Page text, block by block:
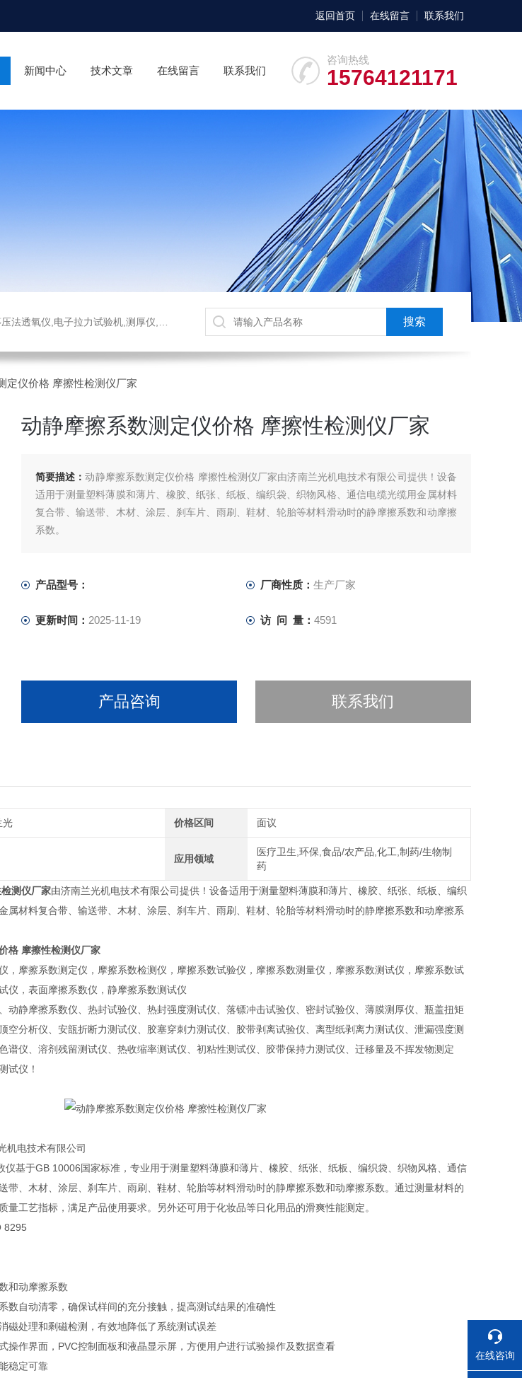
返回首页 在线留言 联系我们
咨询热线
15764121171
新闻中心 技术文章 在线留言 联系我们
力试验机,测厚仪,瓶盖扭矩仪,顶空残氧仪
定仪价格 摩擦性检测仪厂家
动静摩擦系数测定仪价格 摩擦性检测仪厂家
简要描述：动静摩擦系数测定仪价格 摩擦性检测仪厂家由济南兰光机电技术有限公司提供！设备
适用于测量塑料薄膜和薄片、橡胶、纸张、纸板、编织袋、织物风格、通信电缆光缆用金属材料
复合带、输送带、木材、涂层、刹车片、雨刷、鞋材、轮胎等材料滑动时的静摩擦系数和动摩擦
系数。
产品型号： 厂商性质： 生产厂家
更新时间： 2025-11-19 访 问 量： 4591
产品咨询 联系我们
光 价格区间 面议
应用领域
医疗卫生,环保,食品/农产品,化工,制药/生物制
药
测仪厂家由济南兰光机电技术有限公司提供！设备适用于测量塑料薄膜和薄片、橡胶、纸张、纸板、编织
属材料复合带、输送带、木材、涂层、刹车片、雨刷、鞋材、轮胎等材料滑动时的静摩擦系数和动摩擦系
格 摩擦性检测仪厂家
，摩擦系数测定仪，摩擦系数检测仪，摩擦系数试验仪，摩擦系数测量仪，摩擦系数测试仪，摩擦系数试
仪，表面摩擦系数仪，静摩擦系数测试仪
动静摩擦系数仪、热封试验仪、热封强度测试仪、落镖冲击试验仪、密封试验仪、薄膜测厚仪、瓶盖扭矩
空分析仪、安瓿折断力测试仪、胶塞穿刺力测试仪、胶带剥离试验仪、离型纸剥离力测试仪、泄漏强度测
谱仪、溶剂残留测试仪、热收缩率测试仪、初粘性测试仪、胶带保持力测试仪、迁移量及不挥发物测定
试仪！
机电技术有限公司
仪基于GB 10006国家标准，专业用于测量塑料薄膜和薄片、橡胶、纸张、纸板、编织袋、织物风格、通信
带、木材、涂层、刹车片、雨刷、鞋材、轮胎等材料滑动时的静摩擦系数和动摩擦系数。通过测量材料的
量工艺指标，满足产品使用要求。另外还可用于化妆品等日化用品的滑爽性能测定。
8295
和动摩擦系数
数自动清零，确保试样间的充分接触，提高测试结果的准确性
磁处理和剩磁检测，有效地降低了系统测试误差
操作界面，PVC控制面板和液晶显示屏，方便用户进行试验操作及数据查看
稳定可靠
在线咨询